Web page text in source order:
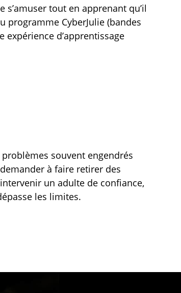
tout en apprenant qu’il
programme CyberJulie (bandes
d’apprentissage
souvent engendrés
à faire retirer des
un adulte de confiance,
les limites.